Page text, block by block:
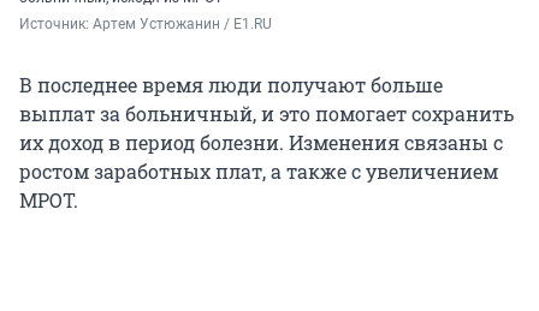
Источник: Артем Устюжанин / E1.RU
В последнее время люди получают больше
выплат за больничный, и это помогает сохранить
их доход в период болезни. Изменения связаны с
ростом заработных плат, а также с увеличением
МРОТ.